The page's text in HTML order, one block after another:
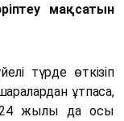
мақсатын
түрде өткізіп
ұтпаса,
жылы да осы